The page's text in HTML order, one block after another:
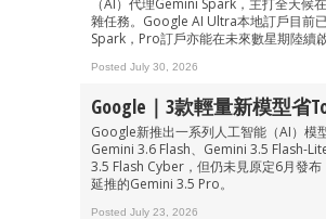
（AI）代理Gemini Spark，主打全天候
雜任務。Google AI Ultra本地訂戶目前
Spark，Pro訂戶亦能在未來數星期陸續啟
Posted July 30, 2026
Google｜3款輕量新模型省
Google新推出一系列人工智能（AI）模
Gemini 3.6 Flash、Gemini 3.5 Flash-
3.5 Flash Cyber，但仍未見原定6月發布
延推的Gemini 3.5 Pro。
Posted July 23, 2026